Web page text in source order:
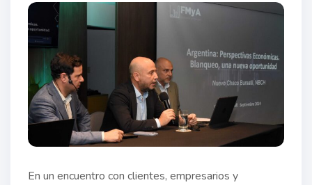
En un encuentro con clientes, empresarios y